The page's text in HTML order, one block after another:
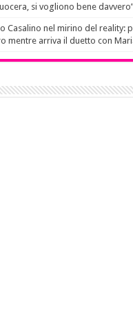
si vogliono bene
Casalino nel mirino del reality:
mentre arriva il duetto con